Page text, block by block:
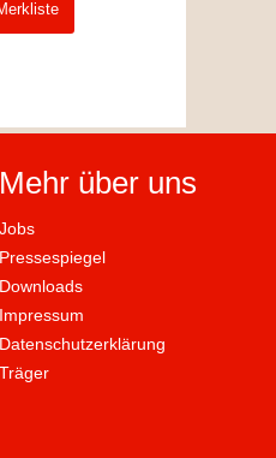
Mehr über uns
Jobs
Pressespiegel
Downloads
Impressum
Datenschutzerklärung
Träger